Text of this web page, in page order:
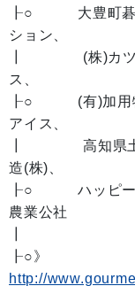
┠○ 大豊町碁石
ション、
┃ (株)カツマジ
ス、
┠○ (有)加用物
アイス、
┃ 高知県土佐
造(株)、
┠○ ハッピーフ
農業公社
┠○》
http://